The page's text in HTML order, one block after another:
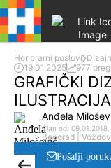
Skip to content
Honorarni poslovi
19.01.2025
977
GRAFIČKI
Anđela
Beograd |
Član od: 09.01.2018.
Pošalji